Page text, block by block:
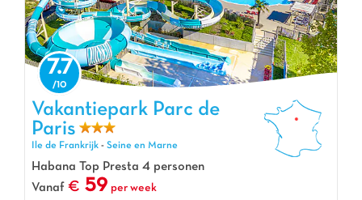
Vakantiepark Parc de Paris, Vakantiepark Ile de Frankrijk
7.7
Vakantiepark Parc de
Paris
Ile de Frankrijk - Seine en Marne
Habana Top Presta 4 personen
Vanaf
59 per week